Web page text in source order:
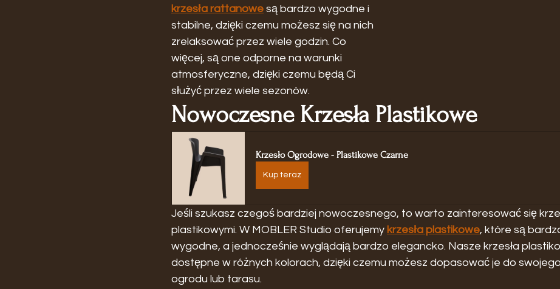
krzesła rattanowe są bardzo wygodne i
stabilne, dzięki czemu możesz się na nich
zrelaksować przez wiele godzin. Co
więcej, są one odporne na warunki
atmosferyczne, dzięki czemu będą Ci
służyć przez wiele sezonów.
Nowoczesne Krzesła Plastikowe
Krzesło Ogrodowe - Plastikowe Czarne
Kup teraz
Jeśli szukasz czegoś bardziej nowoczesnego, to warto zainteresować się
plastikowymi. W MOBLER Studio oferujemy krzesła plastikowe, które są
wygodne, a jednocześnie wyglądają bardzo elegancko. Nasze krzesła
dostępne w różnych kolorach, dzięki czemu możesz dopasować je do
ogrodu lub tarasu.